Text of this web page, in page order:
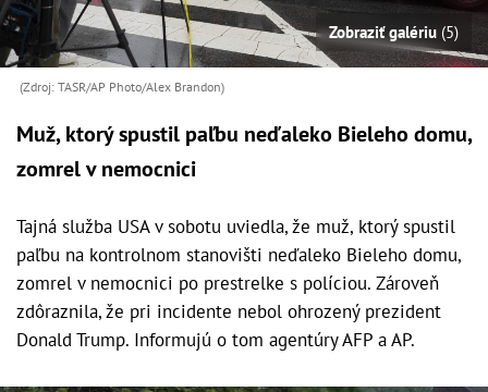
Zobraziť galériu (5)
(Zdroj: TASR/AP Photo/Alex Brandon)
Muž, ktorý spustil paľbu neďaleko Bieleho domu,
zomrel v nemocnici
Tajná služba USA v sobotu uviedla, že muž, ktorý spustil
paľbu na kontrolnom stanovišti neďaleko Bieleho domu,
zomrel v nemocnici po prestrelke s políciou. Zároveň
zdôraznila, že pri incidente nebol ohrozený prezident
Donald Trump. Informujú o tom agentúry AFP a AP.